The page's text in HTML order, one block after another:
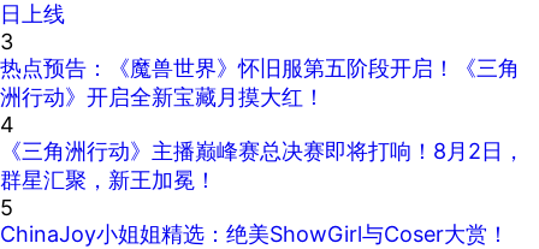
日上线
3
热点预告：《魔兽世界》怀旧服第五阶段开启！《三角
洲行动》开启全新宝藏月摸大红！
4
《三角洲行动》主播巅峰赛总决赛即将打响！8月2日，
群星汇聚，新王加冕！
5
ChinaJoy小姐姐精选：绝美ShowGirl与Coser大赏！